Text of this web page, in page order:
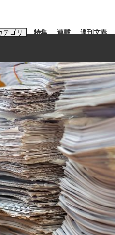
テゴリ
て明かした日本代表監督に...
特集 連載 週刊文春
ーワードタグ一覧
山凌輝 #高市早苗 #後藤真希
#亀和田武